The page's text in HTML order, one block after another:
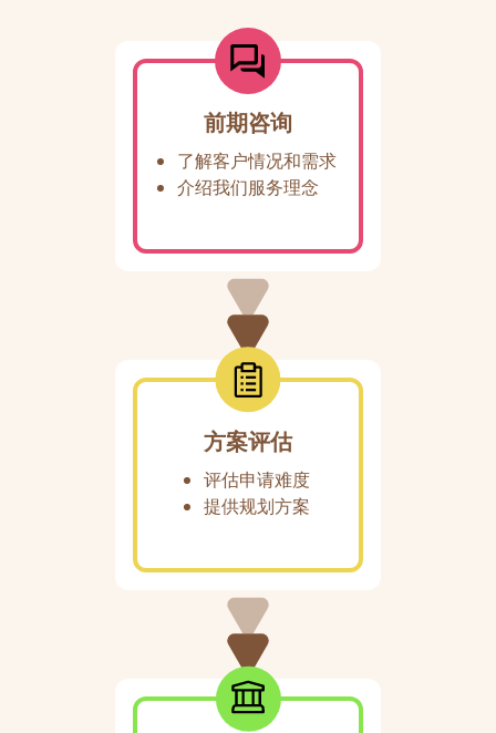
前期咨询
了解客户情况和需求
介绍我们服务理念
方案评估
评估申请难度
提供规划方案